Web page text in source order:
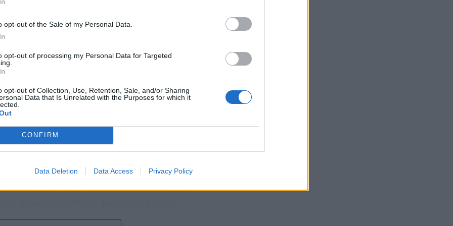
opt-out of the Sale of my Personal Data.
opt-out of processing my Personal Data for Targeted
opt-out of Collection, Use, Retention, Sale, and/or Sharing
Data that Is Unrelated with the Purposes for which it
CONFIRM
Data Deletion Data Access Privacy Policy
os dias 18 e 26 de julho, no Clube de Ténis
o regresso da competição ao circuito
na edição anterior, ter integrado o circuito
o primeiro título ATP da carreira ao
uma edição marcada pela elevada
portugueses e pela projeção internacional
nos dias 18 e 19 de julho, reunindo dezenas de
A cerimónia de abertura contou com a
de Cascais, Nuno Piteira Lopes, acompanhado
do ténis.